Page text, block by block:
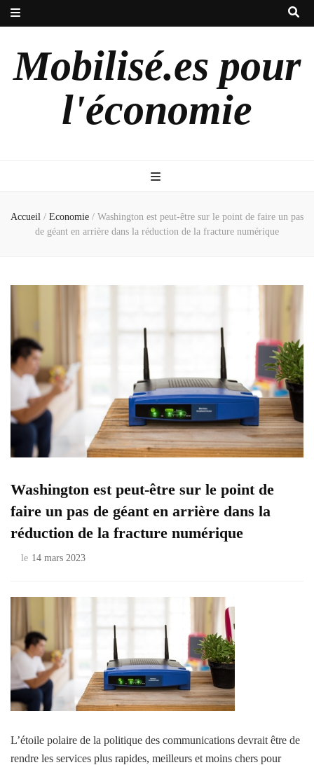
Mobilisé.es pour
l'économie
Accueil / Economie / Washington est peut-être sur le point de faire un pas
de géant en arrière dans la réduction de la fracture numérique
Washington est peut-être sur le point de
faire un pas de géant en arrière dans la
réduction de la fracture numérique
le 14 mars 2023
L’étoile polaire de la politique des communications devrait être de
rendre les services plus rapides, meilleurs et moins chers pour